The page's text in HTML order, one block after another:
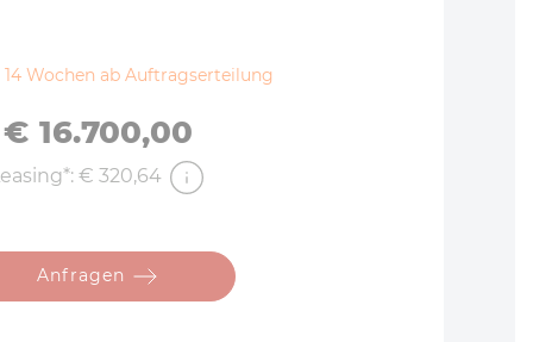
14 Wochen ab Auftragserteilung
Preis
€ 16.700,00
€ 320,64
Anfragen